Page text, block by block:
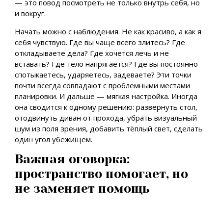
— это повод посмотреть не только внутрь себя, но
и вокруг.
Начать можно с наблюдения. Не как красиво, а как я
себя чувствую. Где вы чаще всего злитесь? Где
откладываете дела? Где хочется лечь и не
вставать? Где тело напрягается? Где вы постоянно
спотыкаетесь, ударяетесь, задеваете? Эти точки
почти всегда совпадают с проблемными местами
планировки. И дальше — мягкая настройка. Иногда
она сводится к одному решению: развернуть стол,
отодвинуть диван от прохода, убрать визуальный
шум из поля зрения, добавить тёплый свет, сделать
один угол убежищем.
Важная оговорка:
пространство помогает, но
не заменяет помощь